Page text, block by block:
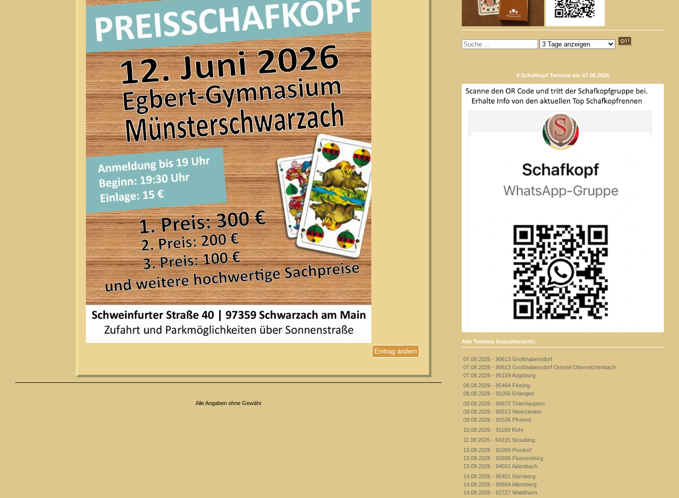
Eintrag ändern
Alle Angaben ohne Gewähr
0 Schafkopf Termine am 07.08.2026
Alle Termine Kurzübersicht:
07.08.2026 - 90613 Großhabersdorf
07.08.2026 - 90613 Großhabersdorf Ortsteil Oberreichenbach
07.08.2026 - 86159 Augsburg
08.08.2026 - 85464 Finsing
08.08.2026 - 91056 Erlangen
09.08.2026 - 86672 Thierhaupten
09.08.2026 - 90513 Weinzierlein
09.08.2026 - 92536 Pfreimd
10.08.2026 - 91189 Rohr
11.08.2026 - 94315 Straubing
13.08.2026 - 91099 Poxdorf
13.08.2026 - 92696 Flossenbürg
13.08.2026 - 94501 Aidenbach
14.08.2026 - 90451 Nürnberg
14.08.2026 - 90584 Allersberg
14.08.2026 - 92727 Waldthurn